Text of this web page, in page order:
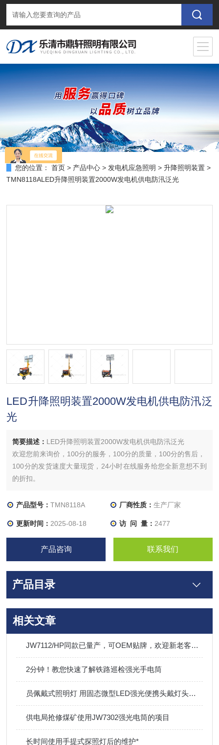
您的位置： 首页 > 产品中心 > 发电机应急照明 >升降照明装置 >
TMN8118ALED升降照明装置2000W发电机供电防汛泛光
LED升降照明装置2000W发电机供电防汛泛
光
简要描述： LED升降照明装置2000W发电机供电防汛泛光
欢迎您前来询价，100分的服务，100分的质量，100分的售后，
100分的发货速度大量现货，24小时在线服务给您全新意想不到
的折扣。
产品型号：TMN8118A 厂商性质： 生产厂家
更新时间： 2025-08-18 访 问 量： 2477
产品咨询 联系我们
产品目录
相关文章
JW7112/HP同款已量产，可OEM贴牌，欢迎新老客户订购！
2分钟！教您快速了解铁路巡检强光手电筒
员佩戴式照明灯 用固态微型LED强光便携头戴灯头盔灯
供电局抢修煤矿使用JW7302强光电筒的项目
长时间使用手提式探照灯后的维护*